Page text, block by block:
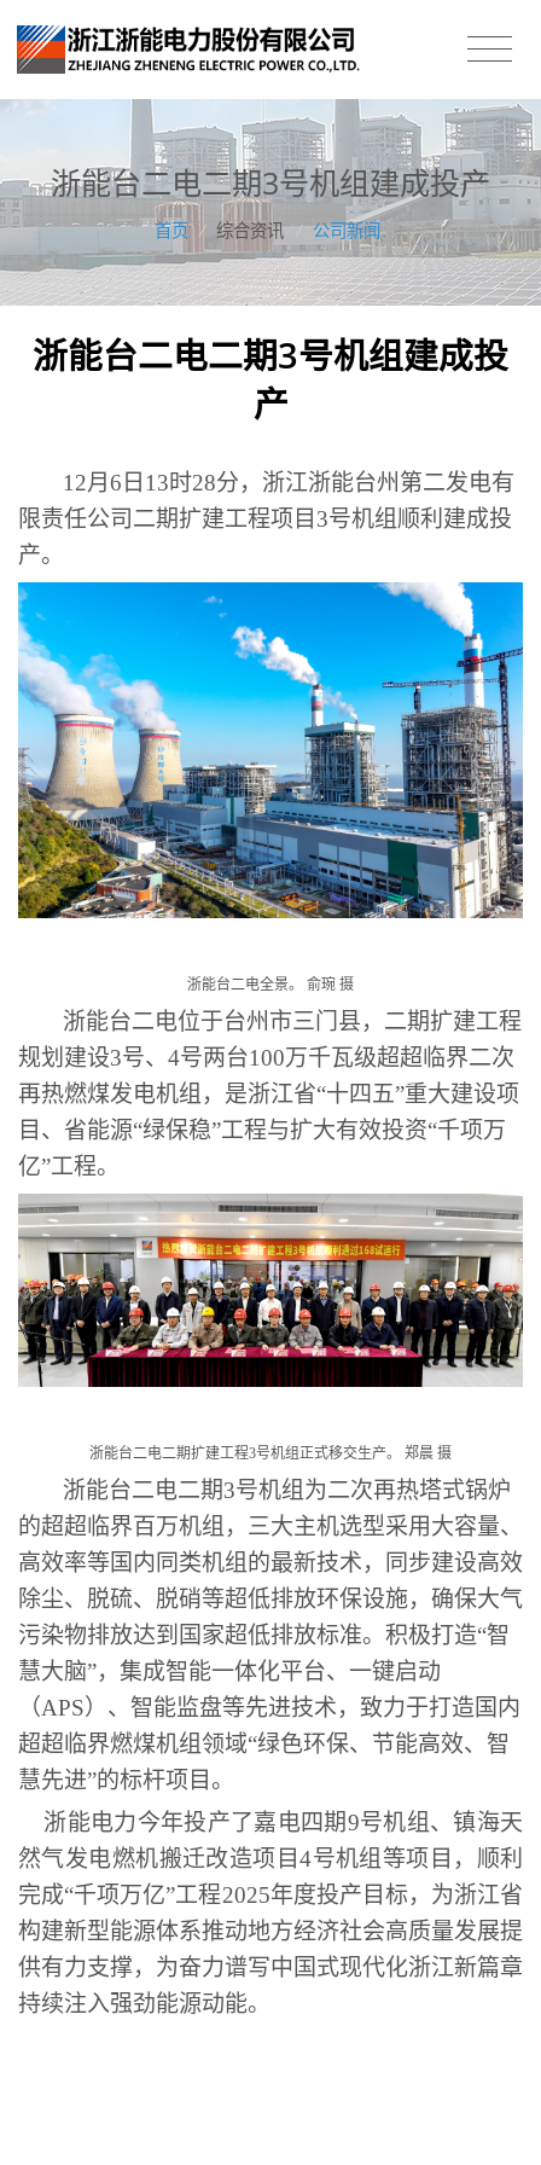
浙能台二电二期3号机组建成投产
首页 / 综合资讯 / 公司新闻
浙能台二电二期3号机组建成投
产
12月6日13时28分，浙江浙能台州第二发电有
限责任公司二期扩建工程项目3号机组顺利建成投
产。
浙能台二电全景。 俞琬 摄
浙能台二电位于台州市三门县，二期扩建工程
规划建设3号、4号两台100万千瓦级超超临界二次
再热燃煤发电机组，是浙江省“十四五”重大建设项
目、省能源“绿保稳”工程与扩大有效投资“千项万
亿”工程。
浙能台二电二期扩建工程3号机组正式移交生产。 郑晨 摄
浙能台二电二期3号机组为二次再热塔式锅炉
的超超临界百万机组，三大主机选型采用大容量、
高效率等国内同类机组的最新技术，同步建设高效
除尘、脱硫、脱硝等超低排放环保设施，确保大气
污染物排放达到国家超低排放标准。 积极打造“智
慧大脑”，集成智能一体化平台、一键启动
（APS）、智能监盘等先进技术，致力于打造国内
超超临界燃煤机组领域“绿色环保、节能高效、智
慧先进”的标杆项目。
浙能电力今年投产了嘉电四期9号机组、镇海天
然气发电燃机搬迁改造项目4号机组等项目，顺利
完成“千项万亿”工程2025年度投产目标，为浙江省
构建新型能源体系推动地方经济社会高质量发展提
供有力支撑，为奋力谱写中国式现代化浙江新篇章
持续注入强劲能源动能。